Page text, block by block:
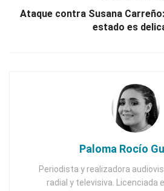
Ataque contra Susana
estado es
Paloma Rocío
Periodista y realizadora
radial y televisiva. Licenciada